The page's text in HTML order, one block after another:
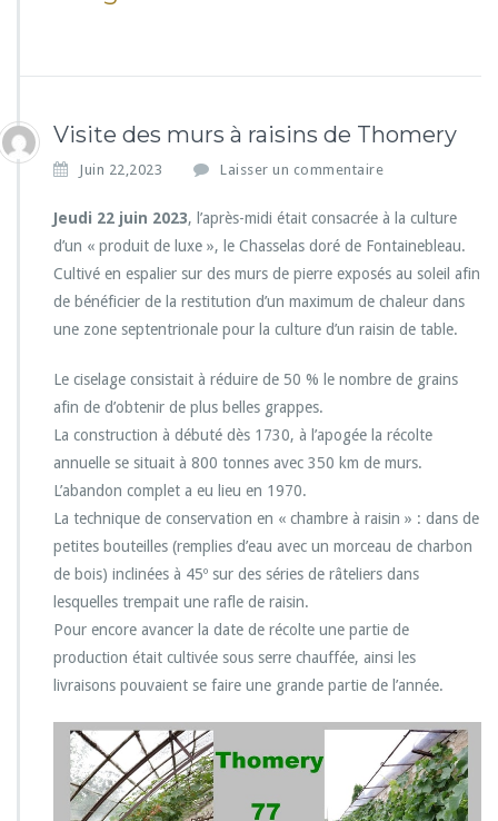
Visite des murs à raisins de Thomery
Juin 22,2023 Laisser un commentaire
Jeudi 22 juin 2023, l’après-midi était consacrée à la culture
d’un « produit de luxe », le Chasselas doré de Fontainebleau.
Cultivé en espalier sur des murs de pierre exposés au soleil afin
de bénéficier de la restitution d’un maximum de chaleur dans
une zone septentrionale pour la culture d’un raisin de table.
Le ciselage consistait à réduire de 50 % le nombre de grains
afin de d’obtenir de plus belles grappes.
La construction à débuté dès 1730, à l’apogée la récolte
annuelle se situait à 800 tonnes avec 350 km de murs.
L’abandon complet a eu lieu en 1970.
La technique de conservation en « chambre à raisin » : dans de
petites bouteilles (remplies d’eau avec un morceau de charbon
de bois) inclinées à 45º sur des séries de râteliers dans
lesquelles trempait une rafle de raisin.
Pour encore avancer la date de récolte une partie de
production était cultivée sous serre chauffée, ainsi les
livraisons pouvaient se faire une grande partie de l’année.